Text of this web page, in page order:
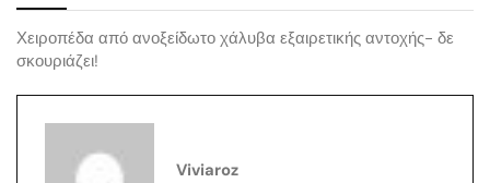
Χειροπέδα από ανοξείδωτο χάλυβα εξαιρετικής αντοχής- δε
σκουριάζει!
Viviaroz